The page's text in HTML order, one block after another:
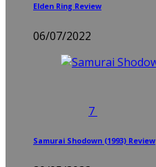
Elden Ring Review
06/07/2022
7
Samurai Shodown (1993) Review